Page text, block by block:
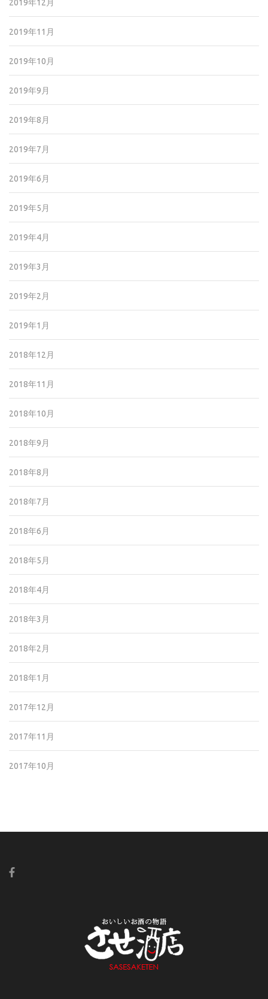
2019年12月
2019年11月
2019年10月
2019年9月
2019年8月
2019年7月
2019年6月
2019年5月
2019年4月
2019年3月
2019年2月
2019年1月
2018年12月
2018年11月
2018年10月
2018年9月
2018年8月
2018年7月
2018年6月
2018年5月
2018年4月
2018年3月
2018年2月
2018年1月
2017年12月
2017年11月
2017年10月